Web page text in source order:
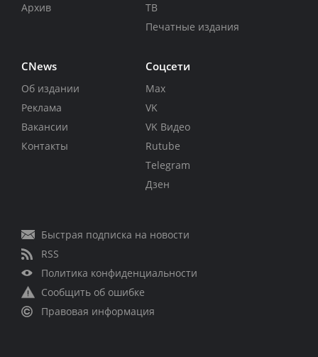
Архив
ТВ
Печатные издания
CNews
Об издании
Реклама
Вакансии
Контакты
Соцсети
Max
VK
VK Видео
Rutube
Telegram
Дзен
Быстрая подписка на новости
RSS
Политика конфиденциальности
Сообщить об ошибке
Правовая информация